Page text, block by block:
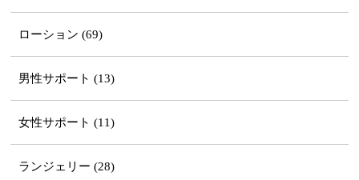
ローション (69)
男性サポート (13)
女性サポート (11)
ランジェリー (28)